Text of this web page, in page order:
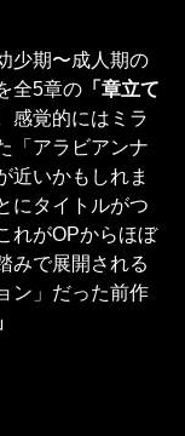
少期〜成人期の
全5章の 「章立て
感覚的にはミラ
「アラビアンナ
近いかもしれま
にタイトルがつ
れがOPからほぼ
みで展開される
ン」だった前作